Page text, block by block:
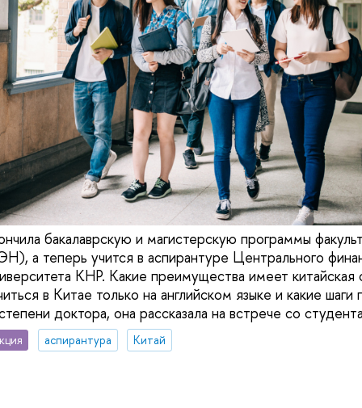
бакалаврскую и магистерскую программы
а теперь учится в аспирантуре Центрального
КНР. Какие преимущества имеет китайская
в Китае только на английском языке и какие
доктора, она рассказала на встрече со
аспирантура Китай